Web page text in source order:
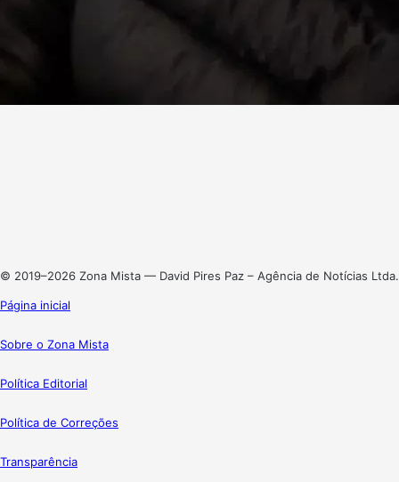
© 2019–2026 Zona Mista — David Pires Paz – Agência de Notícias Ltda.
Página inicial
Sobre o Zona Mista
Política Editorial
Política de Correções
Transparência